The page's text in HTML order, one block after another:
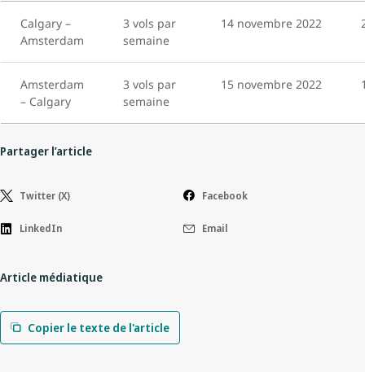
Calgary –
Amsterdam
3 vols par
semaine
14 novembre 2022
Amsterdam
– Calgary
3 vols par
semaine
15 novembre 2022
Partager l’article
Twitter (X) Facebook
LinkedIn Email
Article médiatique
Copier le texte de l'article